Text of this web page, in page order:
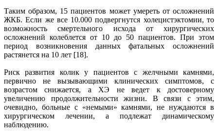
Таким образом, 15 пациентов может умереть от осложнений
ЖКБ. Если же все 10.000 подвергнутся холецистэктомии, то
возможность смертельного исхода от хирургических
осложнений колеблется от 10 до 50 пациентов. При этом
период возникновения данных фатальных осложнений
растянется на 10 лет [18].
Риск развития колик у пациентов с желчными камнями,
первично не вызывающими клинических симптомов, с
возрастом снижается, а ХЭ не ведет к достоверному
увеличению продолжительности жизни. В связи с этим,
очевидно, больные с «немыми» камнями, не нуждаются в
хирургическом лечении, а подлежат динамическому
наблюдению.